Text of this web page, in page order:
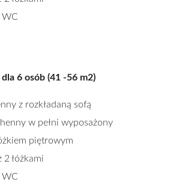
WC
6 osób (41 -56 m2)
z rozkładaną sofą
w pełni wyposażony
piętrowym
2 łóżkami
WC